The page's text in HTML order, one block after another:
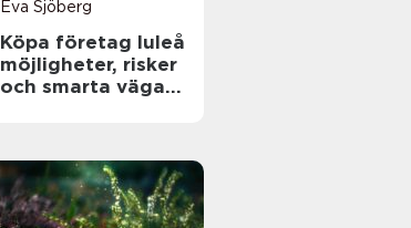
Eva Sjöberg
Köpa företag luleå
möjligheter, risker
och smarta vägar